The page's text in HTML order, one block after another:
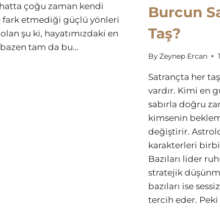
çoğu zaman kendi
etmediği güçlü yönleri
şu ki, hayatımızdaki en
tam da bu…
Burcun
Taş?
By Zeynep Ercan
Satrançta her
vardır. Kimi en
sabırla doğru
kimsenin
değiştirir.
karakterleri
Bazıları lider
stratejik
bazıları ise
tercih eder.